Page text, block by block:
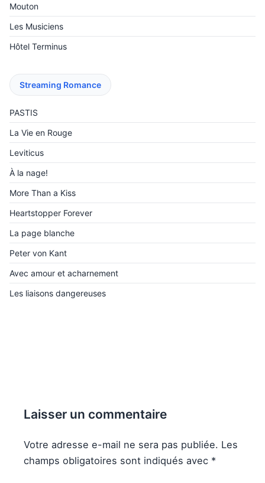
Mouton
Les Musiciens
Hôtel Terminus
Streaming Romance
PASTIS
La Vie en Rouge
Leviticus
À la nage!
More Than a Kiss
Heartstopper Forever
La page blanche
Peter von Kant
Avec amour et acharnement
Les liaisons dangereuses
Laisser un commentaire
Votre adresse e-mail ne sera pas publiée. Les
champs obligatoires sont indiqués avec *